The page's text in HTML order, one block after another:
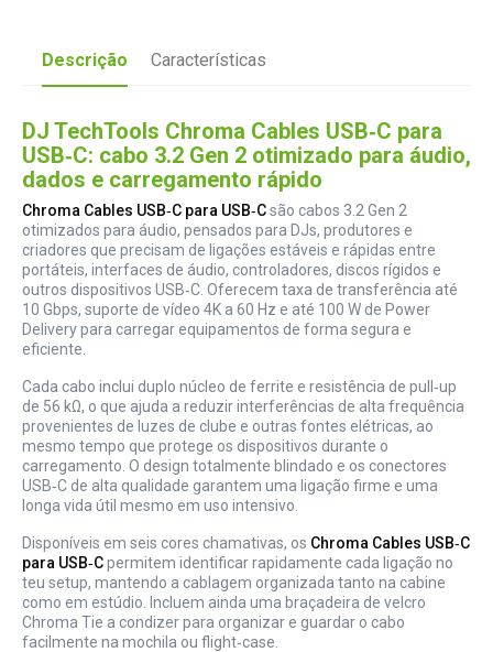
Descrição Características
DJ TechTools Chroma Cables USB‑C para
USB‑C: cabo 3.2 Gen 2 otimizado para áudio,
dados e carregamento rápido
Chroma Cables USB‑C para USB‑Csão cabos 3.2 Gen 2
otimizados para áudio, pensados para DJs, produtores e
criadores que precisam de ligações estáveis e rápidas entre
portáteis, interfaces de áudio, controladores, discos rígidos e
outros dispositivos USB‑C. Oferecem taxa de transferência até
10 Gbps, suporte de vídeo 4K a 60 Hz e até 100 W de Power
Delivery para carregar equipamentos de forma segura e
eficiente.
Cada cabo inclui duplo núcleo de ferrite e resistência de pull‑up
de 56 kΩ, o que ajuda a reduzir interferências de alta frequência
provenientes de luzes de clube e outras fontes elétricas, ao
mesmo tempo que protege os dispositivos durante o
carregamento. O design totalmente blindado e os conectores
USB‑C de alta qualidade garantem uma ligação firme e uma
longa vida útil mesmo em uso intensivo.
Disponíveis em seis cores chamativas, os Chroma Cables USB‑C
para USB‑Cpermitem identificar rapidamente cada ligação no
teu setup, mantendo a cablagem organizada tanto na cabine
como em estúdio. Incluem ainda uma braçadeira de velcro
Chroma Tie a condizer para organizar e guardar o cabo
facilmente na mochila ou flight‑case.